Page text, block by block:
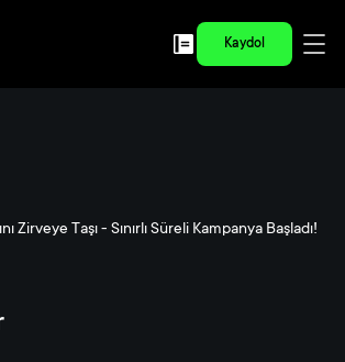
Kaydol
Zirveye Taşı - Sınırlı Süreli Kampanya Başladı!